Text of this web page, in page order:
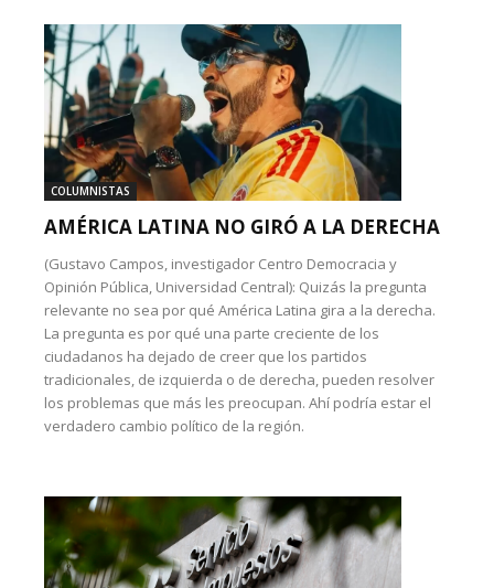
COLUMNISTAS
AMÉRICA LATINA NO GIRÓ A LA DERECHA
(Gustavo Campos, investigador Centro Democracia y
Opinión Pública, Universidad Central): Quizás la pregunta
relevante no sea por qué América Latina gira a la derecha.
La pregunta es por qué una parte creciente de los
ciudadanos ha dejado de creer que los partidos
tradicionales, de izquierda o de derecha, pueden resolver
los problemas que más les preocupan. Ahí podría estar el
verdadero cambio político de la región.